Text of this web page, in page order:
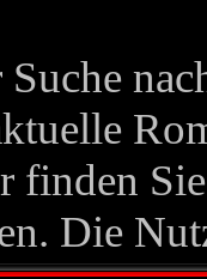
finden
Die